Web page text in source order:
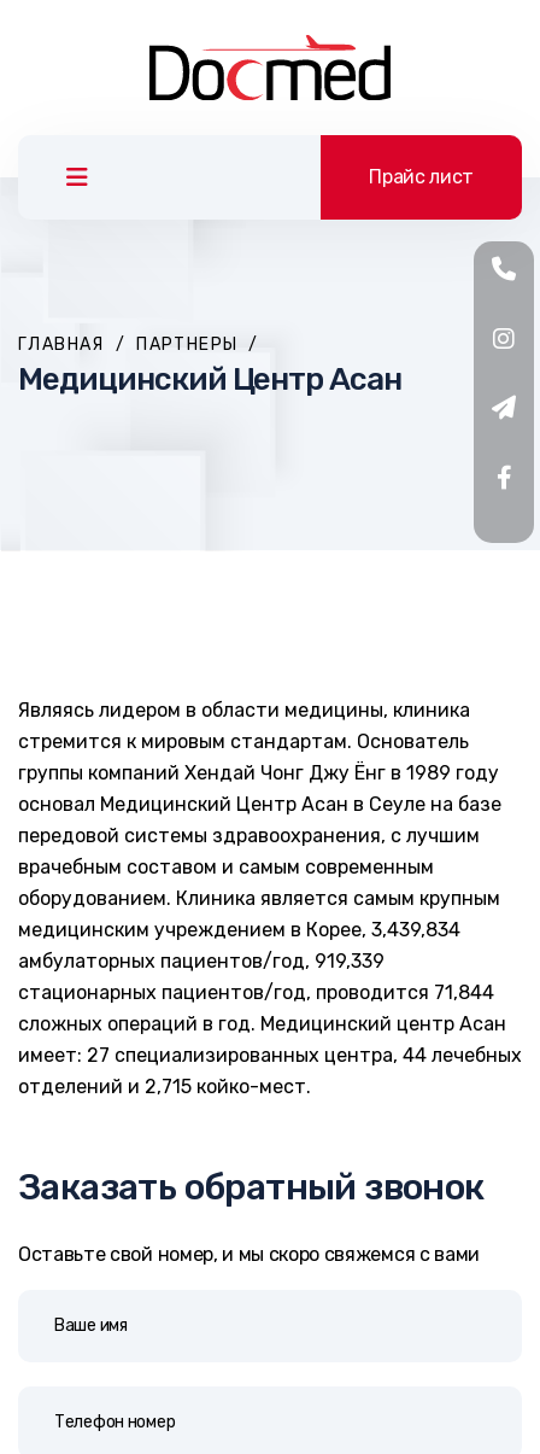
Прайс лист
ГЛАВНАЯ / ПАРТНЕРЫ /
Медицинский Центр Асан
Являясь лидером в области медицины, клиника
стремится к мировым стандартам. Основатель
группы компаний Хендай Чонг Джу Ёнг в 1989 году
основал Медицинский Центр Асан в Сеуле на базе
передовой системы здравоохранения, с лучшим
врачебным составом и самым современным
оборудованием. Клиника является самым крупным
медицинским учреждением в Корее, 3,439,834
амбулаторных пациентов/год, 919,339
стационарных пациентов/год, проводится 71,844
сложных операций в год. Медицинский центр Асан
имеет: 27 специализированных центра, 44 лечебных
отделений и 2,715 койко-мест.
Заказать обратный звонок
Оставьте свой номер, и мы скоро свяжемся с вами